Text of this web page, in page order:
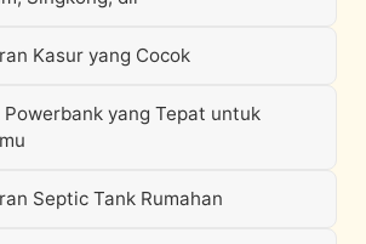
Kasur yang Cocok
Powerbank yang Tepat untuk
Septic Tank Rumahan